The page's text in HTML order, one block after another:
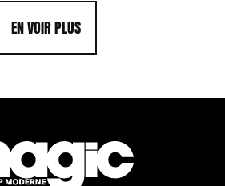
EN VOIR PLUS